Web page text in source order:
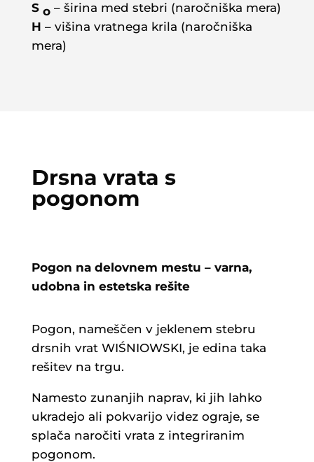
S o– širina med stebri (naročniška mera)
H – višina vratnega krila (naročniška
mera)
Drsna vrata s
pogonom
Pogon na delovnem mestu – varna,
udobna in estetska rešite
Pogon, nameščen v jeklenem stebru
drsnih vrat WIŚNIOWSKI, je edina taka
rešitev na trgu.
Namesto zunanjih naprav, ki jih lahko
ukradejo ali pokvarijo videz ograje, se
splača naročiti vrata z integriranim
pogonom.